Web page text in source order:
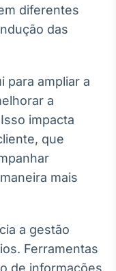
diferentes
das
para ampliar a
a
impacta
que
mais
a gestão
Ferramentas